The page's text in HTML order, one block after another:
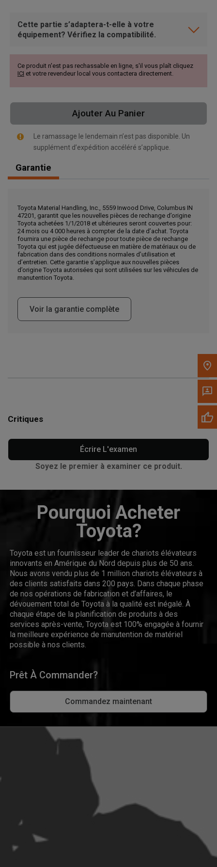
Appelez maintenant
Envoyez un message au concessionnaire
Écrivez-nous
Veuillez mettre à jour le code postal 'Livrer à' dans le volet de
navigation supérieur pour rechercher un autre concessionnaire.
Cette partie s’adaptera-t-elle à votre
équipement? Vérifiez la compatibilité.
Ce produit n'est pas rechassable en ligne, s'il vous plaît cliquez
ICI et votre revendeur local vous contactera directement.
Ajouter Au Panier
Le ramassage le lendemain n’est pas disponible. Un
supplément d’expédition accéléré s’applique.
Garantie
Toyota Material Handling, Inc., 5559 Inwood Drive, Columbus IN
47201, garantit que les nouvelles pièces de rechange d’origine
Toyota achetées 1/1/2018 et ultérieures seront couvertes pour:
24 mois ou 4 000 heures à compter de la date d’achat. Toyota
fournira une pièce de rechange pour toute pièce de rechange
Toyota qui est jugée défectueuse en matière de matériaux ou de
fabrication dans des conditions normales d’utilisation et
d’entretien. Cette garantie s’applique aux nouvelles pièces
d’origine Toyota autorisées qui sont utilisées sur les véhicules de
manutention Toyota.
Voir la garantie complète
Critiques
Écrire L'examen
Soyez le premier à examiner ce produit.
Pourquoi Acheter
Toyota?
Toyota est un fournisseur leader de chariots élévateurs
innovants en Amérique du Nord depuis plus de 50 ans.
Nous avons vendu plus de 1 million chariots élévateurs à
des clients satisfaits dans 200 pays. Dans chaque phase
de nos opérations de fabrication et d’affaires, le
dévouement total de Toyota à la qualité est inégalé. À
chaque étape de la planification de produits à des
services après-vente, Toyota est 100% engagée à fournir
la meilleure expérience de manutention de matériel
possible à nos clients.
Prêt À Commander?
Commandez maintenant